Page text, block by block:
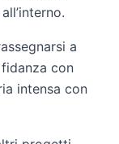
a
con
intensa con